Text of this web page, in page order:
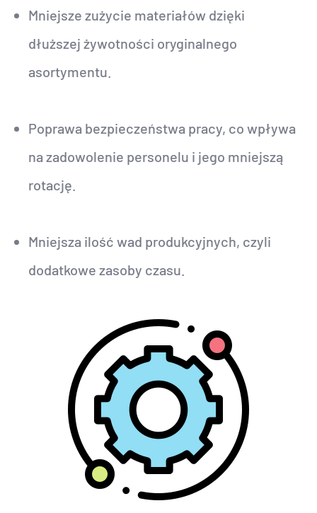
Mniejsze zużycie materiałów dzięki
dłuższej żywotności oryginalnego
asortymentu.
Poprawa bezpieczeństwa pracy, co wpływa
na zadowolenie personelu i jego mniejszą
rotację.
Mniejsza ilość wad produkcyjnych, czyli
dodatkowe zasoby czasu.